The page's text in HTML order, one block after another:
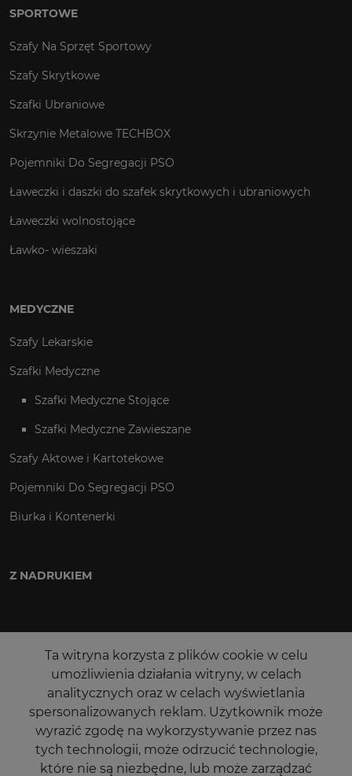
SPORTOWE
Szafy Na Sprzęt Sportowy
Szafy Skrytkowe
Szafki Ubraniowe
Skrzynie Metalowe TECHBOX
Pojemniki Do Segregacji PSO
Ławeczki i daszki do szafek skrytkowych i ubraniowych
Ławeczki wolnostojące
Ławko- wieszaki
MEDYCZNE
Szafy Lekarskie
Szafki Medyczne
Szafki Medyczne Stojące
Szafki Medyczne Zawieszane
Szafy Aktowe i Kartotekowe
Pojemniki Do Segregacji PSO
Biurka i Kontenerki
Z NADRUKIEM
Ta witryna korzysta z plików cookie w celu
umożliwienia działania witryny, w celach
analitycznych oraz w celach wyświetlania
spersonalizowanych reklam. Użytkownik może
wyrazić zgodę na wykorzystywanie przez nas
tych technologii, może odrzucić technologie,
które nie są niezbędne, lub może zarządzać